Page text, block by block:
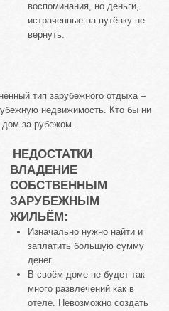
воспоминания, но деньги,
истраченные на путёвку не
вернуть.
тип зарубежного отдыха –
недвижимость. Кто бы ни
дом за рубежом.
НЕДОСТАТКИ
ВЛАДЕНИЕ
СОБСТВЕННЫМ
ЗАРУБЕЖНЫМ
ЖИЛЬЁМ:
Изначально нужно найти и
заплатить большую сумму
денег.
В своём доме не будет так
много развлечений как в
отеле. Невозможно создать